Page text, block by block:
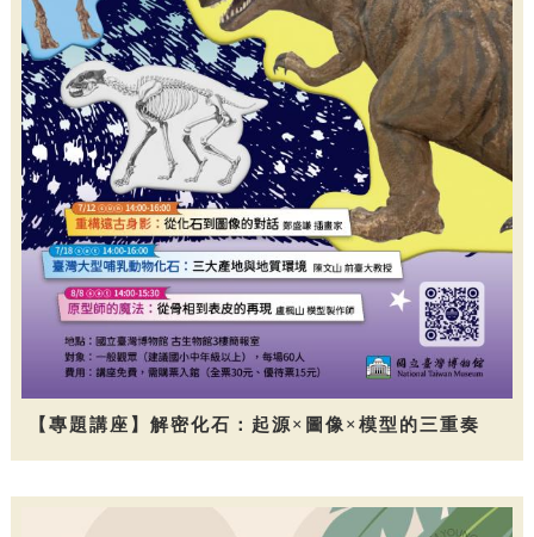
【專題講座】解密化石：起源×圖像×模型的三重奏